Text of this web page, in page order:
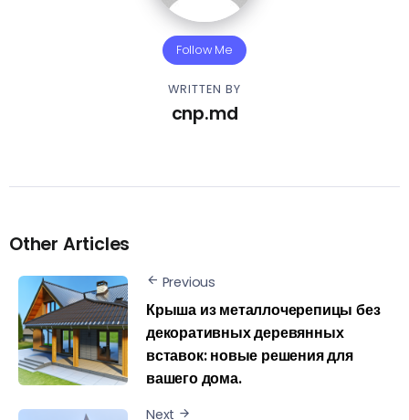
Follow Me
WRITTEN BY
cnp.md
Other Articles
Previous
Крыша из металлочерепицы без
декоративных деревянных
вставок: новые решения для
вашего дома.
Next